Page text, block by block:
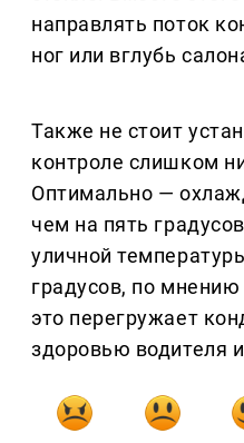
направлять поток
ног или вглубь
Также не стоит
контроле слишком
Оптимально —
чем на пять
уличной
градусов, по мнению
это перегружает
здоровью водителя